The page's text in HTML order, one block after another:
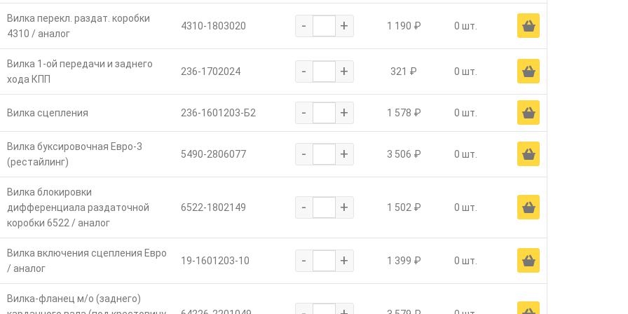
Вилка перекл. раздат. коробки
4310 / аналог
4310-1803020 - + 1 190 ₽ 0 шт. Ä
Вилка 1-ой передачи и заднего
хода КПП
236-1702024 - + 321 ₽ 0 шт. Ä
Вилка сцепления 236-1601203-Б2 - + 1 578 ₽ 0 шт. Ä
Вилка буксировочная Евро-3
(рестайлинг)
5490-2806077 - + 3 506 ₽ 0 шт. Ä
Вилка блокировки
дифференциала раздаточной
коробки 6522 / аналог
6522-1802149 - + 1 502 ₽ 0 шт. Ä
Вилка включения сцепления Евро
/ аналог
19-1601203-10 - + 1 399 ₽ 0 шт. Ä
Вилка-фланец м/о (заднего)